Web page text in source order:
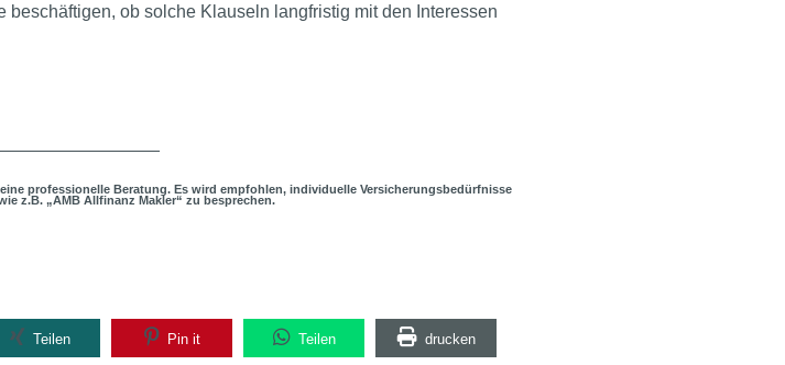
ob solche Klauseln langfristig mit den Interessen
professionelle Beratung. Es wird empfohlen, individuelle Versicherungsbedürfnisse
z.B. „AMB Allfinanz Makler“ zu besprechen.
Teilen Pin it Teilen drucken